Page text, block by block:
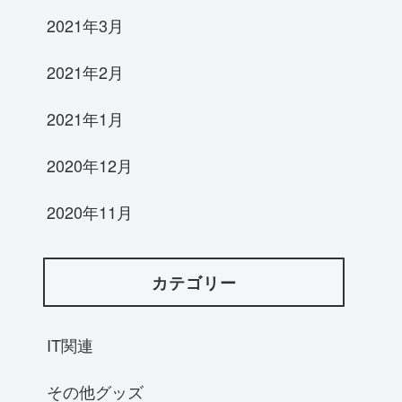
2021年3月
2021年2月
2021年1月
2020年12月
2020年11月
カテゴリー
IT関連
その他グッズ